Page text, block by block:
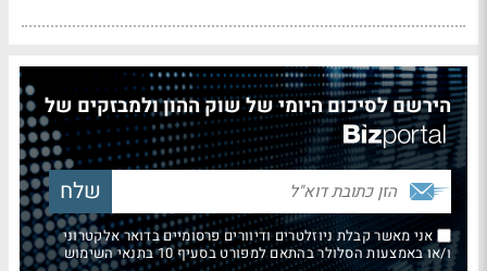
הירשם לסיכום היומי של שוק ההון ולמבזקים של
אני מאשר קבלת ניוזלטרים ודיוורים פרסומיים בדואר אלקטרוני
ו/או באמצעות הסלולר בהתאם למפורט בסעיף 10 בתנאי השימוש